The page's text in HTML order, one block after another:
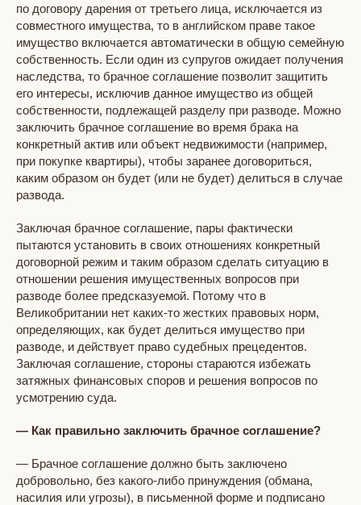
по договору дарения от третьего лица, исключается из
совместного имущества, то в английском праве такое
имущество включается автоматически в общую семейную
собственность. Если один из супругов ожидает получения
наследства, то брачное соглашение позволит защитить
его интересы, исключив данное имущество из общей
собственности, подлежащей разделу при разводе. Можно
заключить брачное соглашение во время брака на
конкретный актив или объект недвижимости (например,
при покупке квартиры), чтобы заранее договориться,
каким образом он будет (или не будет) делиться в случае
развода.
Заключая брачное соглашение, пары фактически
пытаются установить в своих отношениях конкретный
договорной режим и таким образом сделать ситуацию в
отношении решения имущественных вопросов при
разводе более предсказуемой. Потому что в
Великобритании нет каких-то жестких правовых норм,
определяющих, как будет делиться имущество при
разводе, и действует право судебных прецедентов.
Заключая соглашение, стороны стараются избежать
затяжных финансовых споров и решения вопросов по
усмотрению суда.
— Как правильно заключить брачное соглашение?
— Брачное соглашение должно быть заключено
добровольно, без какого-либо принуждения (обмана,
насилия или угрозы), в письменной форме и подписано